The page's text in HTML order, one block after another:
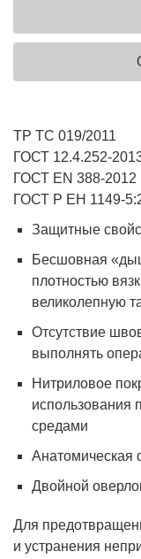
ТР ТС 019/2011
ГОСТ 12.4.252-
ГОСТ EN 388-2012
ГОСТ Р ЕН 1149-
Защитные
Бесшовная
плотностью
великолепную
Отсутствие
выполнять
Нитриловое
использования
средами
Анатомическая
Двойной
Для
и устранения